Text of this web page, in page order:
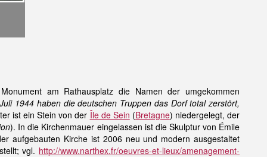
am Rathausplatz die Namen der umgekommen
1944 haben die deutschen Truppen das Dorf total zerstört,
ist ein Stein von der Île de Sein (Bretagne) niedergelegt, der
). In die Kirchenmauer eingelassen ist die Skulptur von Émile
aufgebauten Kirche ist 2006 neu und modern ausgestaltet
vgl. http://www.narthex.fr/oeuvres-et-lieux/amenagement-